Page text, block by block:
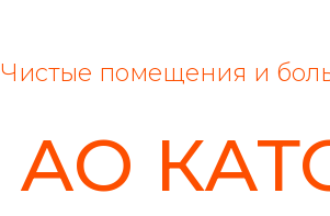
Чистые помещения и
АО